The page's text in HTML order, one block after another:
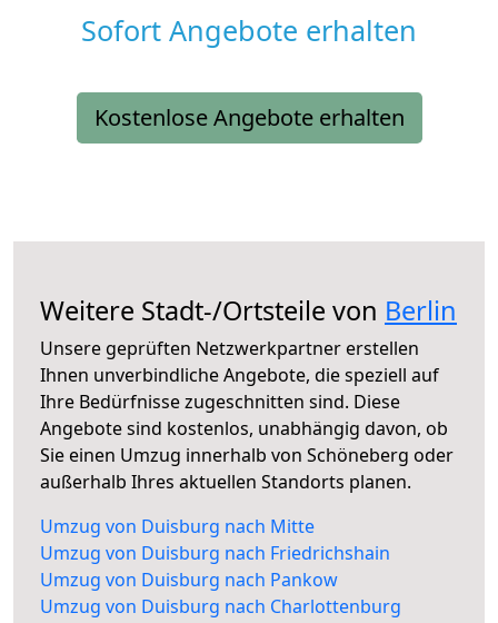
Sofort Angebote erhalten
Kostenlose Angebote erhalten
Weitere Stadt-/Ortsteile von Berlin
Unsere geprüften Netzwerkpartner erstellen
Ihnen unverbindliche Angebote, die speziell auf
Ihre Bedürfnisse zugeschnitten sind. Diese
Angebote sind kostenlos, unabhängig davon, ob
Sie einen Umzug innerhalb von Schöneberg oder
außerhalb Ihres aktuellen Standorts planen.
Umzug von Duisburg nach Mitte
Umzug von Duisburg nach Friedrichshain
Umzug von Duisburg nach Pankow
Umzug von Duisburg nach Charlottenburg